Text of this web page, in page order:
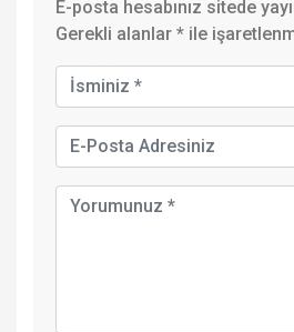
E-posta hesabınız sitede
Gerekli alanlar * ile